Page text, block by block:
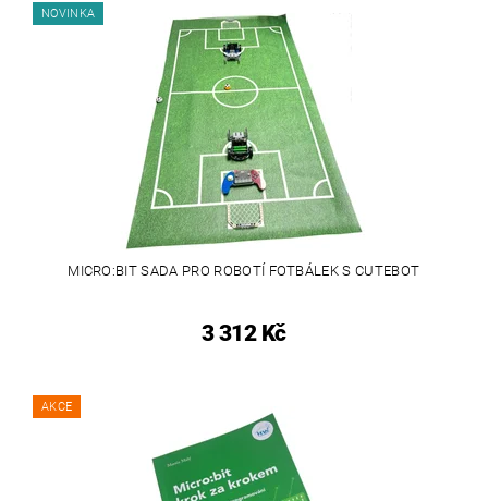
NOVINKA
MICRO:BIT SADA PRO ROBOTÍ FOTBÁLEK S CUTEBOT
3 312 Kč
AKCE